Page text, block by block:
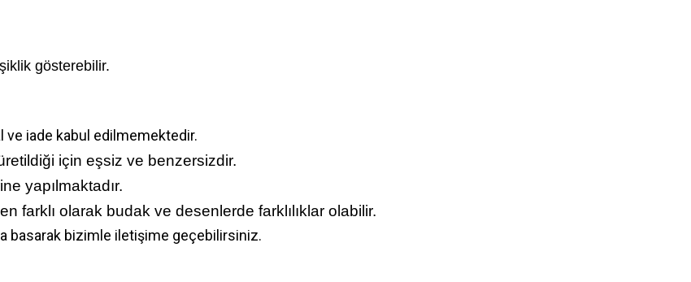
gösterebilir.
ve iade kabul edilmemektedir.
için eşsiz ve benzersizdir.
yapılmaktadır.
farklı olarak budak ve desenlerde farklılıklar olabilir.
basarak bizimle iletişime geçebilirsiniz.